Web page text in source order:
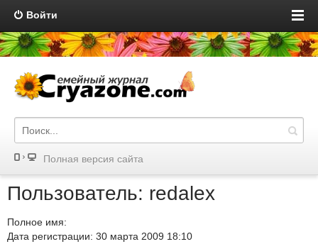
Войти
Полная версия сайта
Пользователь: redalex
Полное имя:
Дата регистрации: 30 марта 2009 18:10